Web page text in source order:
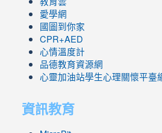
愛學網
國圖到你家
CPR+AED
心情溫度計
品德教育資源網
心靈加油站學生心理關懷平臺
資訊教育